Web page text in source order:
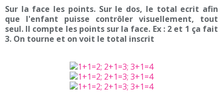
Sur la face les points. Sur le dos, le total ecrit afin
que l'enfant puisse contrôler visuellement, tout
seul. Il compte les points sur la face. Ex : 2 et 1 ça fait
3. On tourne et on voit le total inscrit